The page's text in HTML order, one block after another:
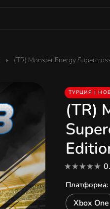
(TR) Monster Energy
ТУРЦИЯ |
(TR)
Платформа:
Xbox One